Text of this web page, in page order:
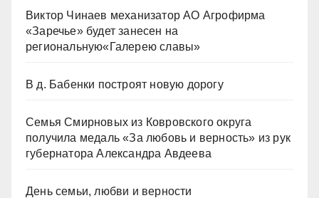
Виктор Чинаев механизатор АО Агрофирма
«Заречье» будет занесен на
региональную«Галерею славы»
В д. Бабенки построят новую дорогу
Семья Смирновых из Ковровского округа
получила медаль «За любовь и верность» из рук
губернатора Александра Авдеева
День семьи, любви и верности